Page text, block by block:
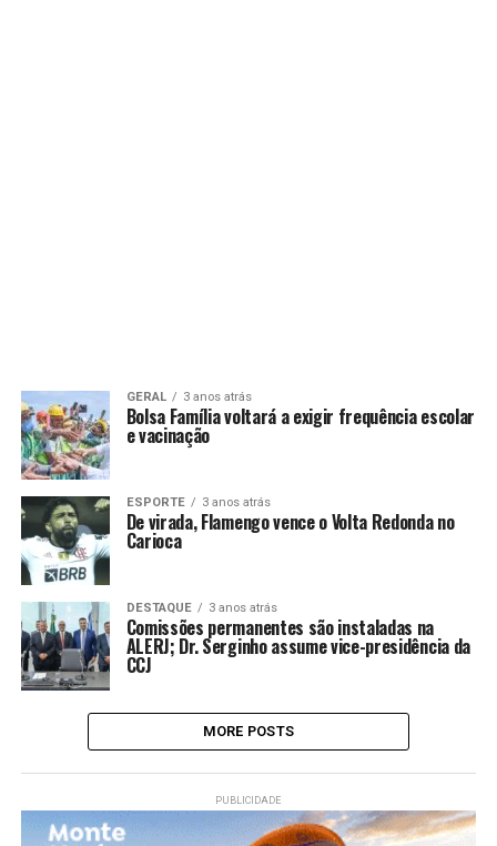
GERAL 3 anos atrás
Bolsa Família voltará a exigir frequência escolar
e vacinação
ESPORTE 3 anos atrás
De virada, Flamengo vence o Volta Redonda no
Carioca
DESTAQUE 3 anos atrás
Comissões permanentes são instaladas na
ALERJ; Dr. Serginho assume vice-presidência da
CCJ
MORE POSTS